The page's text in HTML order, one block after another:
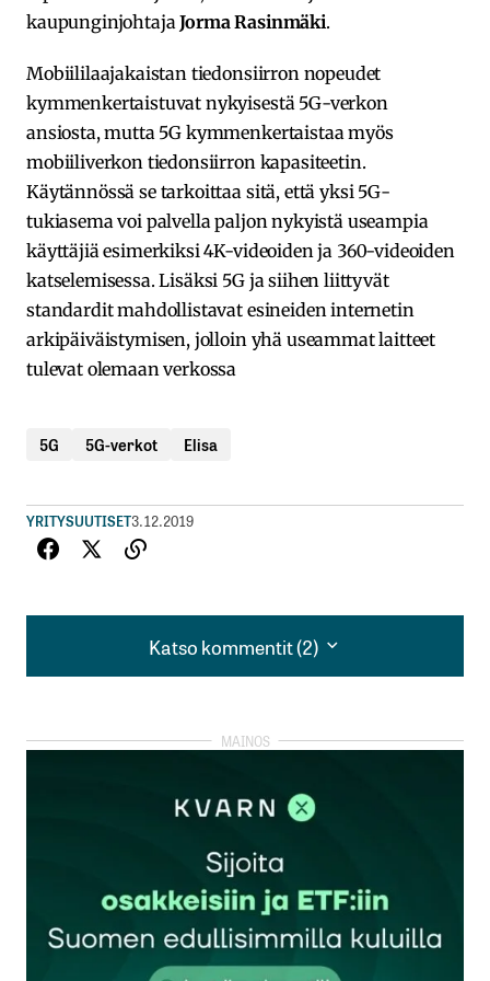
kaupunginjohtajaJorma Rasinmäki.
Mobiililaajakaistan tiedonsiirron nopeudet
kymmenkertaistuvat nykyisestä 5G-verkon
ansiosta, mutta 5G kymmenkertaistaa myös
mobiiliverkon tiedonsiirron kapasiteetin.
Käytännössä se tarkoittaa sitä, että yksi 5G-
tukiasema voi palvella paljon nykyistä useampia
käyttäjiä esimerkiksi 4K-videoiden ja 360-videoiden
katselemisessa. Lisäksi 5G ja siihen liittyvät
standardit mahdollistavat esineiden internetin
arkipäiväistymisen, jolloin yhä useammat laitteet
tulevat olemaan verkossa
5G 5G-verkot Elisa
YRITYSUUTISET3.12.2019
Katso kommentit (2)
Katso kommentit (2)
osaa 5G-verkoston asentamiseen 😉 Ovatko
aiheutuvat terveydelliset seuraukset, joista on JO
olemassa tieteellisiä tutkimustuloksia, vaikkakin
4.12.2019 at 13:13
Vastaa